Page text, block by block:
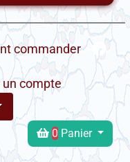
commander
un compte
0 Panier